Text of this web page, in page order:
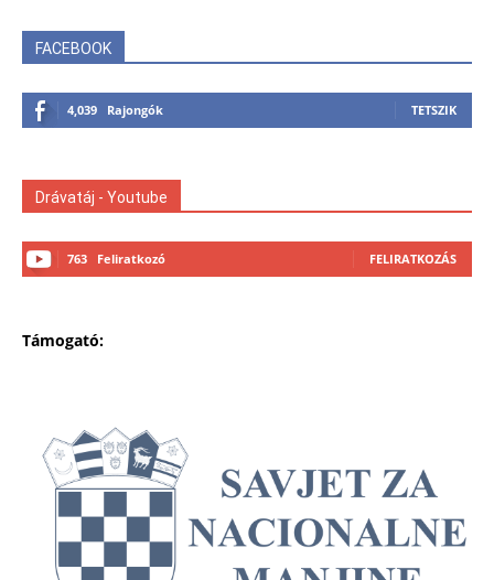
FACEBOOK
4,039 Rajongók TETSZIK
Drávatáj - Youtube
763 Feliratkozó FELIRATKOZÁS
Támogató: